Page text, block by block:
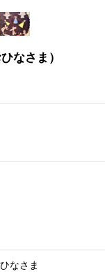
なさま）
なさま